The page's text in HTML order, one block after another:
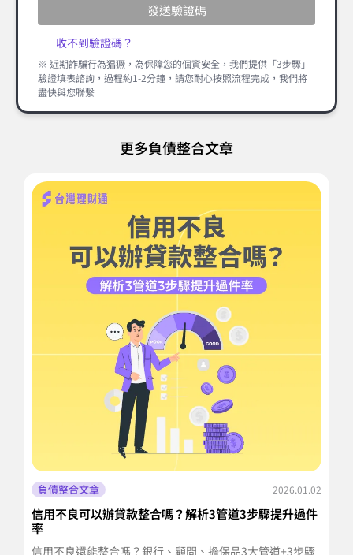
發送驗證碼
收不到驗證碼？
※ 近期詐騙行為猖獗，為保障您的個資安全，我們提供「3步驟」
驗證填表諮詢，過程約1-2分鐘，請您耐心按照流程完成，我們將
盡快與您聯繫
更多負債整合文章
負債整合文章 2026.01.02
信用不良可以辦貸款整合嗎？解析3管道3步驟提升過件
率
信用不良還能整合嗎？銀行、顧問、擔保品3大管道+3步驟